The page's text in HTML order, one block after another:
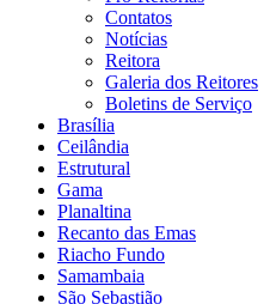
Contatos
Notícias
Reitora
Galeria dos Reitores
Boletins de Serviço
Brasília
Ceilândia
Estrutural
Gama
Planaltina
Recanto das Emas
Riacho Fundo
Samambaia
São Sebastião